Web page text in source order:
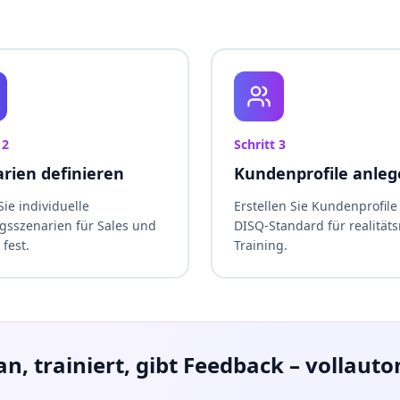
2
definieren
individuelle
für Sales und
fest.
Schritt 3
Kundenprofile
Erstellen Sie
DISQ-Standard für
Training.
trainiert, gibt Feedback –